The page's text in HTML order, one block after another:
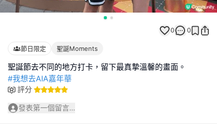
0 0
節日限定 聖誕Moments
#我想去AIA嘉年華
評分
發表第一個留言...